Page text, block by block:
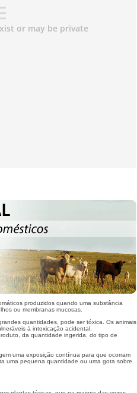
produzidos quando uma substância
ou membranas mucosas.
quantidades, pode ser tóxica. Os animais
à intoxicação acidental.
da quantidade ingerida, do tipo de
uma exposição contínua para que ocorram
uma pequena quantidade ou uma gota sobre